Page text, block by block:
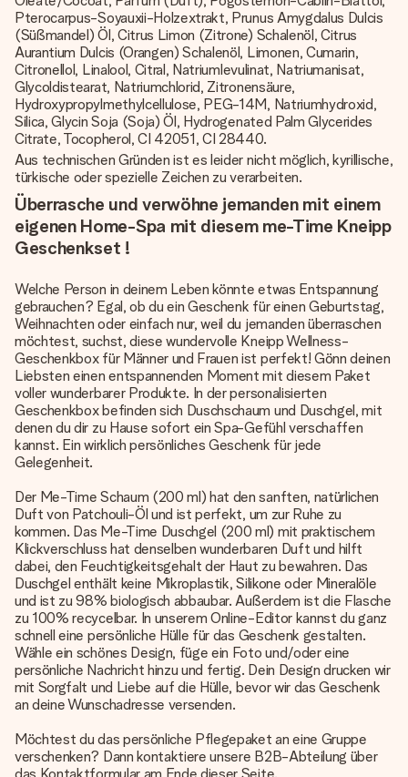
Pterocarpus-Soyauxii-Holzextrakt, Prunus Amygdalus Dulcis
(Süßmandel) Öl, Citrus Limon (Zitrone) Schalenöl, Citrus
Aurantium Dulcis (Orangen) Schalenöl, Limonen, Cumarin,
Citronellol, Linalool, Citral, Natriumlevulinat, Natriumanisat,
Glycoldistearat, Natriumchlorid, Zitronensäure,
Hydroxypropylmethylcellulose, PEG-14M, Natriumhydroxid,
Silica, Glycin Soja (Soja) Öl, Hydrogenated Palm Glycerides
Citrate, Tocopherol, CI 42051, CI 28440.
Aus technischen Gründen ist es leider nicht möglich, kyrillische,
türkische oder spezielle Zeichen zu verarbeiten.
Überrasche und verwöhne jemanden mit einem
eigenen Home-Spa mit diesem me-Time Kneipp
Geschenkset !
Welche Person in deinem Leben könnte etwas Entspannung
gebrauchen? Egal, ob du ein Geschenk für einen Geburtstag,
Weihnachten oder einfach nur, weil du jemanden überraschen
möchtest, suchst, diese wundervolle Kneipp Wellness-
Geschenkbox für Männer und Frauen ist perfekt! Gönn deinen
Liebsten einen entspannenden Moment mit diesem Paket
voller wunderbarer Produkte. In der personalisierten
Geschenkbox befinden sich Duschschaum und Duschgel, mit
denen du dir zu Hause sofort ein Spa-Gefühl verschaffen
kannst. Ein wirklich persönliches Geschenk für jede
Gelegenheit.
Der Me-Time Schaum (200 ml) hat den sanften, natürlichen
Duft von Patchouli-Öl und ist perfekt, um zur Ruhe zu
kommen. Das Me-Time Duschgel (200 ml) mit praktischem
Klickverschluss hat denselben wunderbaren Duft und hilft
dabei, den Feuchtigkeitsgehalt der Haut zu bewahren. Das
Duschgel enthält keine Mikroplastik, Silikone oder Mineralöle
und ist zu 98% biologisch abbaubar. Außerdem ist die Flasche
zu 100% recycelbar. In unserem Online-Editor kannst du ganz
schnell eine persönliche Hülle für das Geschenk gestalten.
Wähle ein schönes Design, füge ein Foto und/oder eine
persönliche Nachricht hinzu und fertig. Dein Design drucken wir
mit Sorgfalt und Liebe auf die Hülle, bevor wir das Geschenk
an deine Wunschadresse versenden.
Möchtest du das persönliche Pflegepaket an eine Gruppe
verschenken? Dann kontaktiere unsere B2B-Abteilung über